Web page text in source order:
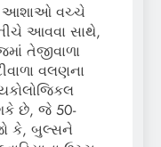
આશાઓ વચ્ચે
આવવા સાથે,
તેજીવાળા
વલણના
છે, જે 50-
કે, બુલ્સને